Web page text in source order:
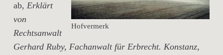
Hofvermerk
ab, Erklärt
von
Rechtsanwalt
Gerhard Ruby, Fachanwalt für Erbrecht. Konstanz,